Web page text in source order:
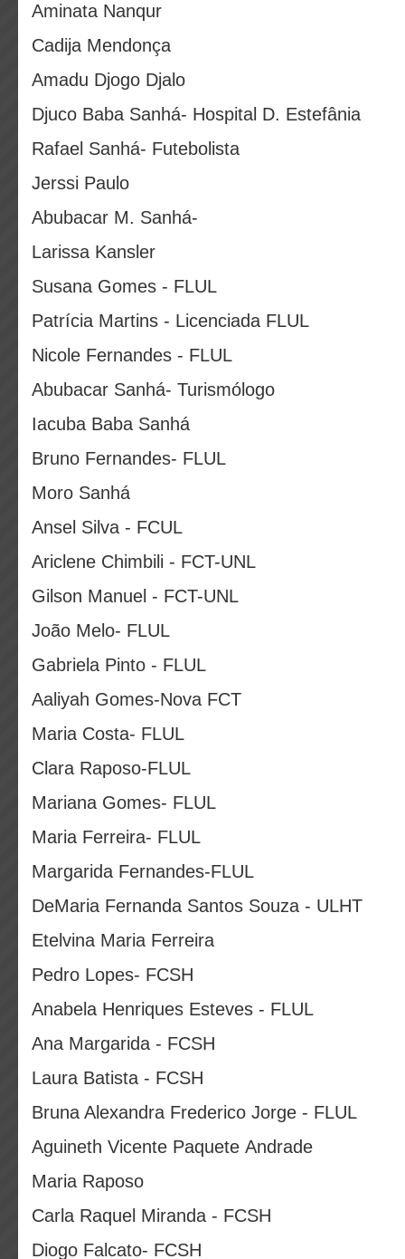
Aminata Nanqur
Cadija Mendonça
Amadu Djogo Djalo
Djuco Baba Sanhá- Hospital D. Estefânia
Rafael Sanhá- Futebolista
Jerssi Paulo
Abubacar M. Sanhá-
Larissa Kansler
Susana Gomes - FLUL
Patrícia Martins - Licenciada FLUL
Nicole Fernandes - FLUL
Abubacar Sanhá- Turismólogo
Iacuba Baba Sanhá
Bruno Fernandes- FLUL
Moro Sanhá
Ansel Silva - FCUL
Ariclene Chimbili - FCT-UNL
Gilson Manuel - FCT-UNL
João Melo- FLUL
Gabriela Pinto - FLUL
Aaliyah Gomes-Nova FCT
Maria Costa- FLUL
Clara Raposo-FLUL
Mariana Gomes- FLUL
Maria Ferreira- FLUL
Margarida Fernandes-FLUL
DeMaria Fernanda Santos Souza - ULHT
Etelvina Maria Ferreira
Pedro Lopes- FCSH
Anabela Henriques Esteves - FLUL
Ana Margarida - FCSH
Laura Batista - FCSH
Bruna Alexandra Frederico Jorge - FLUL
Aguineth Vicente Paquete Andrade
Maria Raposo
Carla Raquel Miranda - FCSH
Diogo Falcato- FCSH